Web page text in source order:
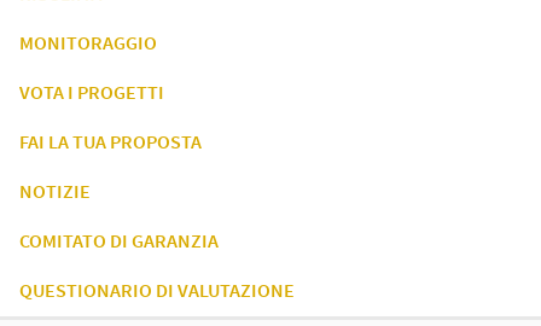
MONITORAGGIO
VOTA I PROGETTI
FAI LA TUA PROPOSTA
NOTIZIE
COMITATO DI GARANZIA
QUESTIONARIO DI VALUTAZIONE